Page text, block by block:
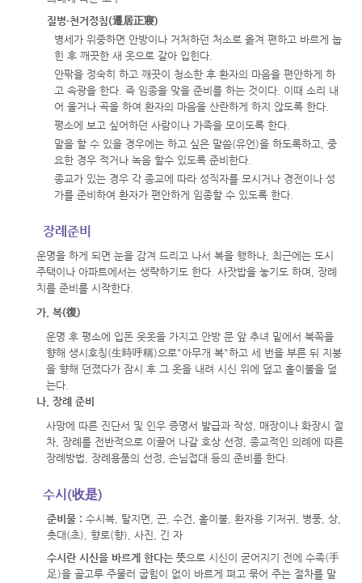
질병·천거정침(遷居正寢)
병세가 위중하면 안방이나 거처하던 처소로 옮겨 편하고 바르게 눕
힌 후 깨끗한 새 옷으로 갈아 입힌다.
안팎을 정숙히 하고 깨끗이 청소한 후 환자의 마음을 편안하게 하
고 속광을 한다. 즉 임종을 맞을 준비를 하는 것이다. 이때 소리 내
어 울거나 곡을 하여 환자의 마음을 산란하게 하지 않도록 한다.
평소에 보고 싶어하던 사람이나 가족을 모이도록 한다.
말을 할 수 있을 경우에는 하고 싶은 말씀(유언)을 하도록하고, 중
요한 경우 적거나 녹음 할수 있도록 준비한다.
종교가 있는 경우 각 종교에 따라 성직자를 모시거나 경전이나 성
가를 준비하여 환자가 편안하게 임종할 수 있도록 한다.
장례준비
운명을 하게 되면 눈을 감겨 드리고 나서 복을 행하나, 최근에는 도시
주택이나 아파트에서는 생략하기도 한다. 사잣밥을 놓기도 하며, 장례
치를 준비를 시작한다.
가. 복(復)
운명 후 평소에 입돈 웃옷을 가지고 안방 문 앞 추녀 밑에서 북쪽을
향해 생시호칭(生時呼稱)으로"아무개 복"하고 세 번을 부른 뒤 지붕
을 향해 던졌다가 잠시 후 그 옷을 내려 시신 위에 덮고 홑이불을 덮
는다.
나. 장례 준비
사망에 따른 진단서 및 인우 증명서 발급과 작성, 매장이나 화장시 절
차, 장례를 전반적으로 이끌어 나갈 호상 선정, 종교적인 의례에 따른
장례방법, 장례용품의 선정, 손님접대 등의 준비를 한다.
수시(收是)
준비물 : 수시복, 탈지면, 끈, 수건, 홑이불, 환자용 기저귀, 병풍, 상,
촛대(초), 향로(향), 사진, 긴 자
수시란 시신을 바르게 한다는 뜻으로 시신이 굳어지기 전에 수족(手
足)을 골고루 주물러 굽힘이 없이 바르게 펴고 묶어 주는 절차를 말